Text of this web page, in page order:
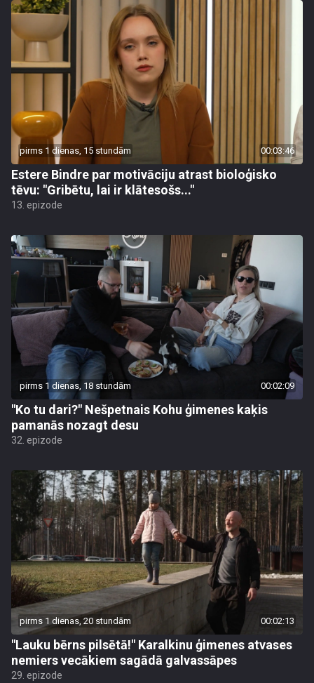
pirms 1 dienas, 15 stundām 00:03:46
Estere Bindre par motivāciju atrast bioloģisko
tēvu: "Gribētu, lai ir klātesošs..."
13. epizode
pirms 1 dienas, 18 stundām 00:02:09
"Ko tu dari?" Nešpetnais Kohu ģimenes kaķis
pamanās nozagt desu
32. epizode
pirms 1 dienas, 20 stundām 00:02:13
"Lauku bērns pilsētā!" Karalkinu ģimenes atvases
nemiers vecākiem sagādā galvassāpes
29. epizode